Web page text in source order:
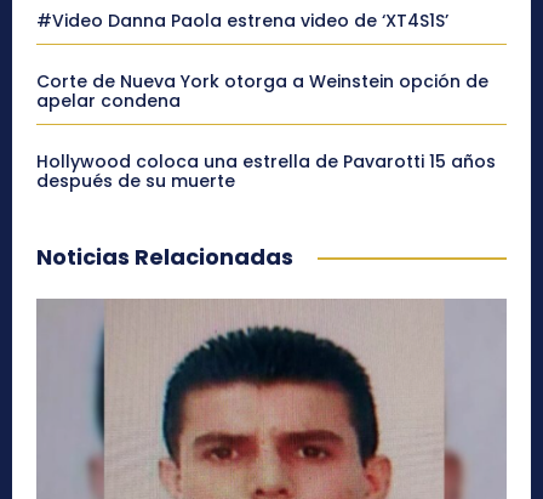
#Video Danna Paola estrena video de ‘XT4S1S’
Corte de Nueva York otorga a Weinstein opción de
apelar condena
Hollywood coloca una estrella de Pavarotti 15 años
después de su muerte
Noticias Relacionadas